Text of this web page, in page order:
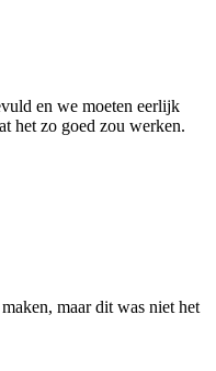
en we moeten eerlijk
het zo goed zou werken.
maar dit was niet het